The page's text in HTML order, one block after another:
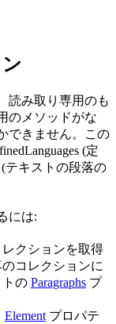
読み取り専用のも
のメソッドがな
できません。この
(定
(テキストの段落の
には:
クションを取得
コレクションに
トの Paragraphs プ
Element プロパテ